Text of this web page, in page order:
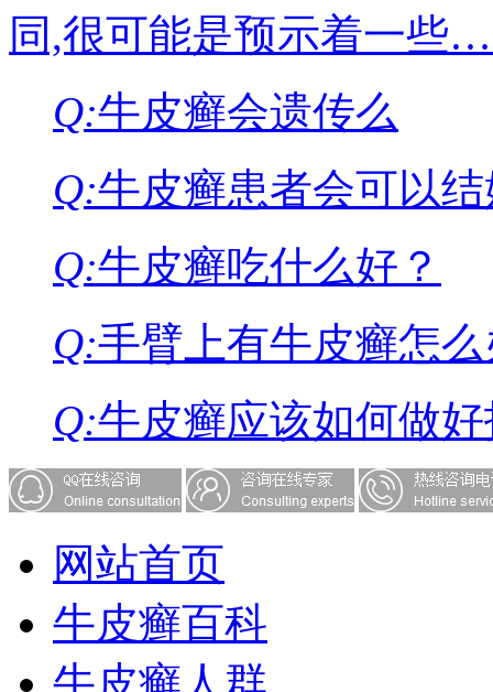
同,很可能是预示着一
Q:牛皮癣会遗传么
Q:牛皮癣患者会可以
Q:牛皮癣吃什么好？
Q:手臂上有牛皮癣怎
Q:牛皮癣应该如何做
网站首页
牛皮癣百科
牛皮癣人群